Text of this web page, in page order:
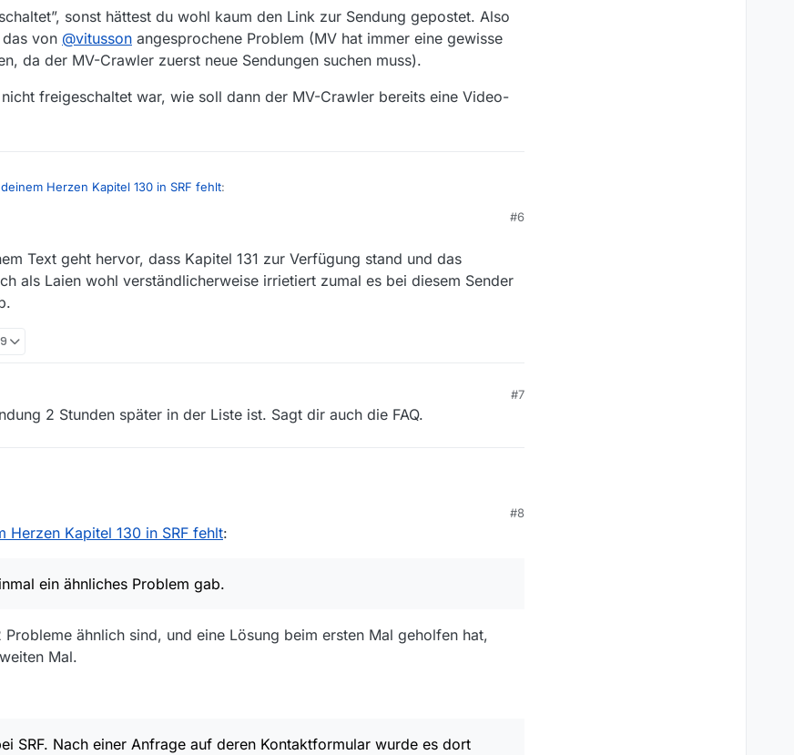
sonst hättest du wohl kaum den Link zur Sendung gepostet. Also
von @vitusson angesprochene Problem (MV hat immer eine gewisse
da der MV-Crawler zuerst neue Sendungen suchen muss).
freigeschaltet war, wie soll dann der MV-Crawler bereits eine Video-
Herzen Kapitel 130 in SRF fehlt:
Link heute um 11:30, wenn du also keine paar Stunden Geduld aufbringen kannst bis
mußt du dir das mit Alternativprogrammen herunterladen.
#6
Text geht hervor, dass Kapitel 131 zur Verfügung stand und das
als Laien wohl verständlicherweise irrietiert zumal es bei diesem Sender
#7
2 Stunden später in der Liste ist. Sagt dir auch die FAQ.
Laien wohl verständlicherweise irrietiert zumal es bei diesem Sender schon einmal ein
#8
Herzen Kapitel 130 in SRF fehlt:
ein ähnliches Problem gab.
ähnlich sind, und eine Lösung beim ersten Mal geholfen hat,
Mal.
SRF. Nach einer Anfrage auf deren Kontaktformular wurde es dort